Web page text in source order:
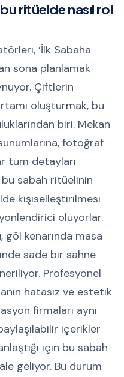
ritüelde nasıl rol
‘İlk Sabaha
sona planlamak
Çiftlerin
oluşturmak, bu
biri. Mekan
fotoğraf
tüm detayları
bu sabah ritüelinin
kişiselleştirilmesi
oluyorlar.
göl kenarında masa
sade bir sahne
Profesyonel
hatasız ve estetik
firmaları aynı
içerikler
için bu sabah
geliyor. Bu durum